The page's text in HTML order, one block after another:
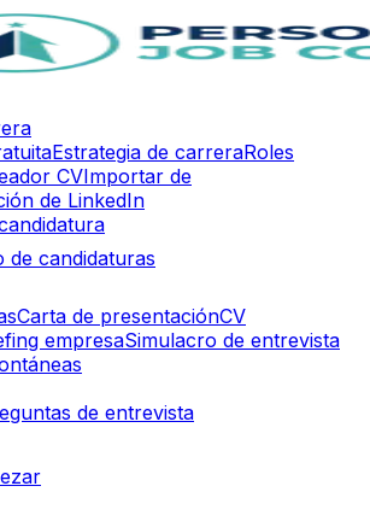
Estrategia de carreraRoles
CVImportar de
de LinkedIn
de candidaturas
Carta de presentaciónCV
empresaSimulacro de entrevista
de entrevista